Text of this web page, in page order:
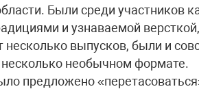
Были среди участников
и узнаваемой версткой,
выпусков, были и
необычном формате.
предложено